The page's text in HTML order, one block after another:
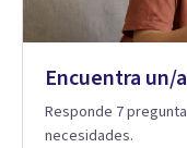
Encuentra un/
Responde 7
necesidades.